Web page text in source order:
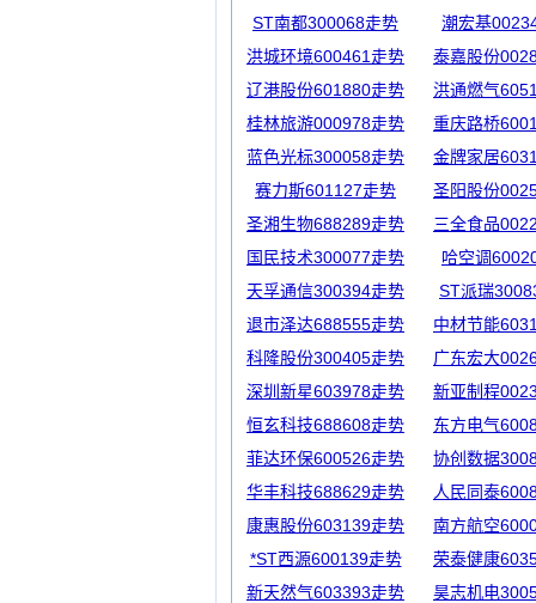
ST南都300068走势
潮宏基
洪城环境600461走势
泰嘉股份
辽港股份601880走势
洪通燃气
桂林旅游000978走势
重庆路桥
蓝色光标300058走势
金牌家居
赛力斯601127走势
圣阳股份
圣湘生物688289走势
三全食品
国民技术300077走势
哈空调
天孚通信300394走势
ST派瑞
退市泽达688555走势
中材节能
科隆股份300405走势
广东宏大
深圳新星603978走势
新亚制程
恒玄科技688608走势
东方电气
菲达环保600526走势
协创数据
华丰科技688629走势
人民同泰
康惠股份603139走势
南方航空
*ST西源600139走势
荣泰健康
新天然气603393走势
昊志机电